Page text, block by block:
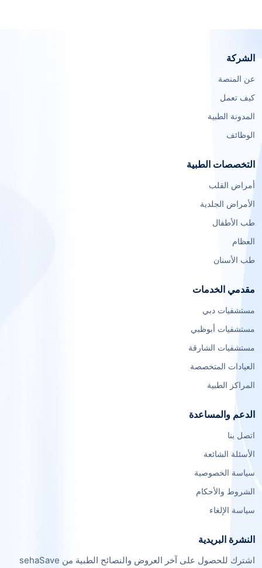
الشركة
عن المنصة
كيف تعمل
المدونة الطبية
الوظائف
التخصصات الطبية
أمراض القلب
الأمراض الجلدية
طب الأطفال
العظام
طب الأسنان
مقدمي الخدمات
مستشفيات دبي
مستشفيات أبوظبي
مستشفيات الشارقة
العيادات المتخصصة
المراكز الطبية
الدعم والمساعدة
اتصل بنا
الأسئلة الشائعة
سياسة الخصوصية
الشروط والأحكام
سياسة الإلغاء
النشرة البريدية
اشترك للحصول على آخر العروض والنصائح الطبية من sehaSave